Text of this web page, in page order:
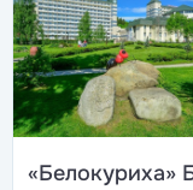
«Белокуриха»